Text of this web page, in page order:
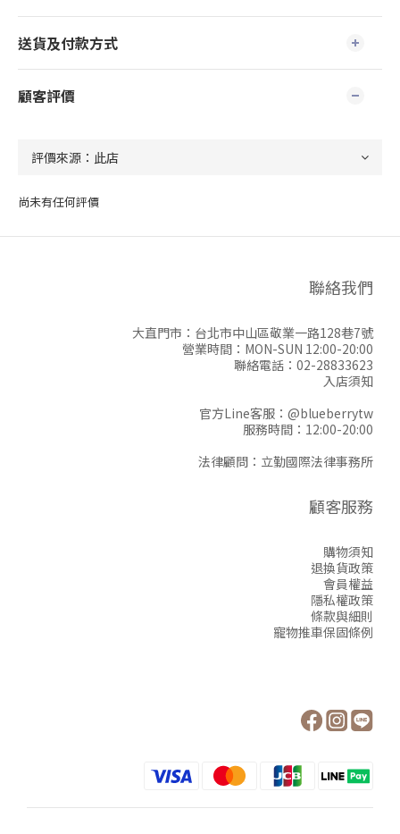
送貨及付款方式
顧客評價
尚未有任何評價
聯絡我們
大直門市：台北市中山區敬業一路128巷7號
營業時間：MON-SUN 12:00-20:00
聯絡電話：02-28833623
入店須知
官方Line客服： @blueberrytw
服務時間：12:00-20:00
法律顧問：立勤國際法律事務所
顧客服務
購物須知
退換貨政策
會員權益
隱私權政策
條款與細則
寵物推車保固條例